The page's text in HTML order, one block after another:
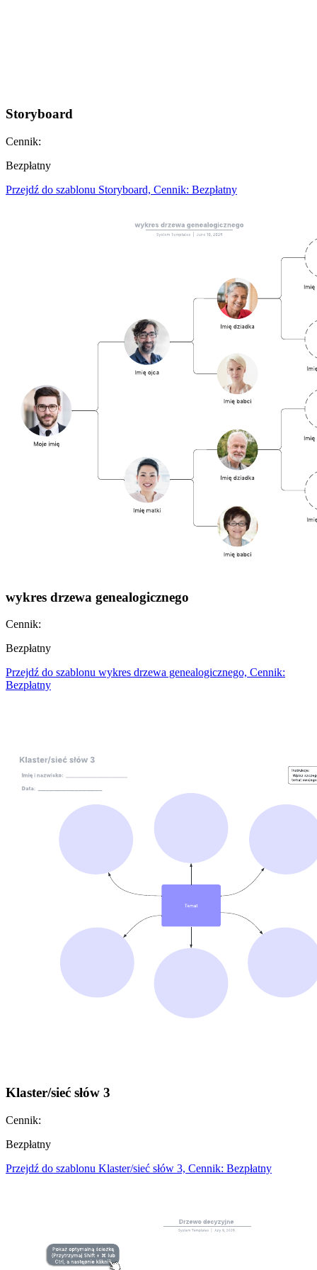
Storyboard
Cennik:
Bezpłatny
Przejdź do szablonu Storyboard, Cennik: Bezpłatny
wykres drzewa genealogicznego
Cennik:
Bezpłatny
Przejdź do szablonu wykres drzewa genealogicznego, Cennik:
Bezpłatny
Klaster/sieć słów 3
Cennik:
Bezpłatny
Przejdź do szablonu Klaster/sieć słów 3, Cennik: Bezpłatny